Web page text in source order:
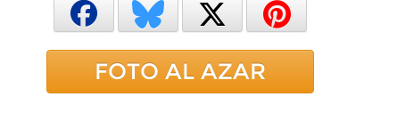
FOTO AL AZAR